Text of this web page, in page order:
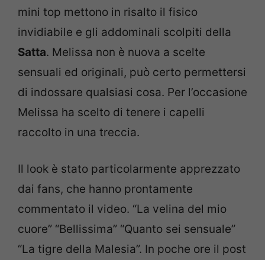
mini top mettono in risalto il fisico
invidiabile e gli addominali scolpiti della
Satta. Melissa non è nuova a scelte
sensuali ed originali, può certo permettersi
di indossare qualsiasi cosa. Per l’occasione
Melissa ha scelto di tenere i capelli
raccolto in una treccia.
Il look è stato particolarmente apprezzato
dai fans, che hanno prontamente
commentato il video. “La velina del mio
cuore” “Bellissima” “Quanto sei sensuale”
“La tigre della Malesia”. In poche ore il post